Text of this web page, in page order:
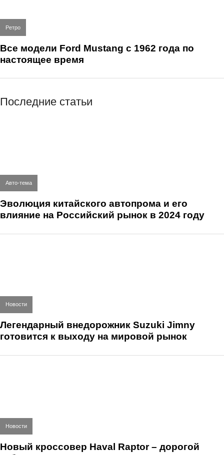
Ретро
Все модели Ford Mustang с 1962 года по
настоящее время
Последние статьи
Авто-тема
Эволюция китайского автопрома и его
влияние на Российский рынок в 2024 году
Новости
Легендарный внедорожник Suzuki Jimny
готовится к выходу на мировой рынок
Новости
Новый кроссовер Haval Raptor – дорогой